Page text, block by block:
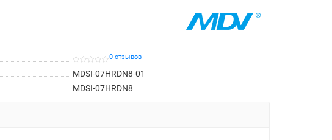
0 отзывов
MDSI-07HRDN8-01
MDSI-07HRDN8